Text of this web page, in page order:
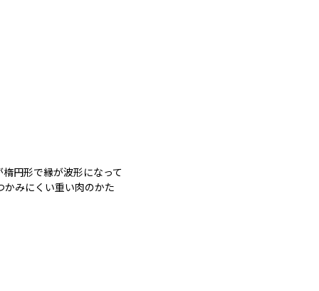
円形で縁が波形になって
みにくい重い肉のかた